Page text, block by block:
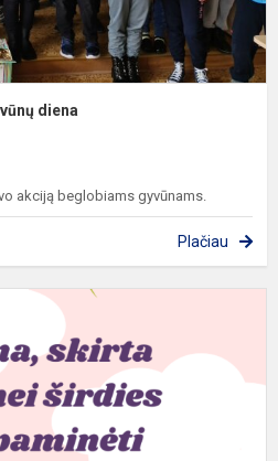
diena
akciją beglobiams gyvūnams.
Plačiau